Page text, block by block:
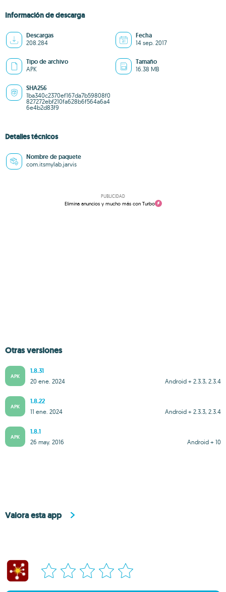
Información de descarga
Descargas
208.284
Fecha
14 sep. 2017
Tipo de archivo
APK
Tamaño
16.38 MB
SHA256
1ba340c2370ef167da7b59808f0
827272ebf210fa628b6f564a6a4
6e4b2d83f9
Detalles técnicos
Nombre de paquete
com.itsmylab.jarvis
PUBLICIDAD
Elimina anuncios y mucho más con Turbo
Otras versiones
APK
1.8.31
Android + 2.3.3, 2.3.4
20 ene. 2024
APK
1.8.22
Android + 2.3.3, 2.3.4
11 ene. 2024
APK
1.8.1
Android + 10
26 may. 2016
Valora esta app